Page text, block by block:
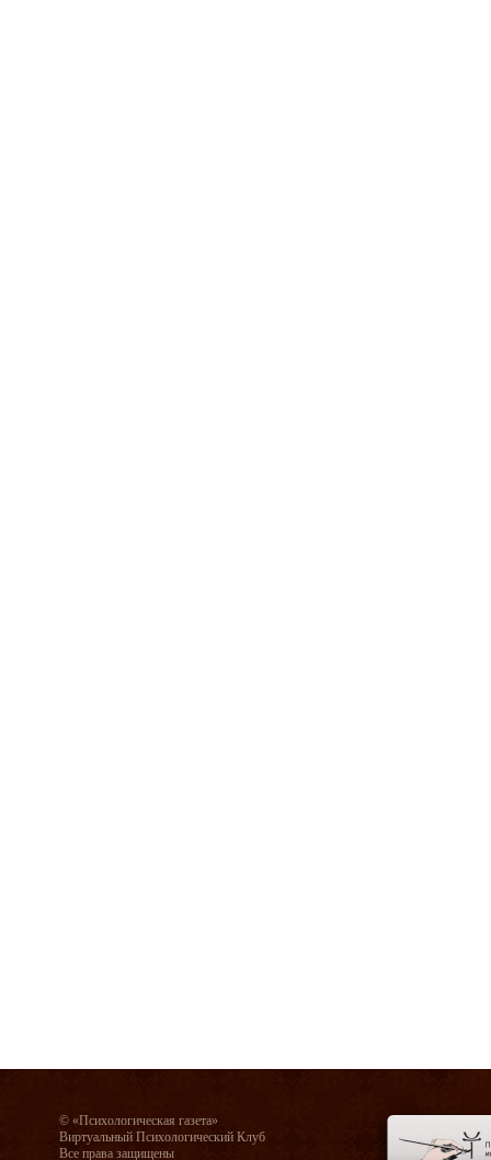
© «Психологическая газета»
Виртуальный Психологический Клуб
Все права защищены